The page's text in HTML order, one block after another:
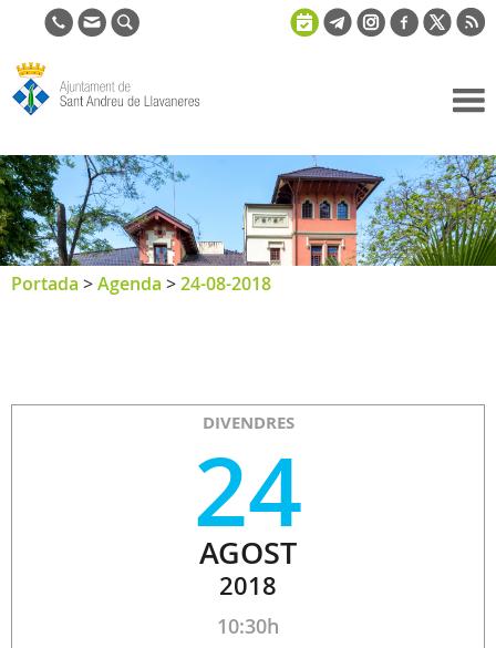
de Sant
Andreu de
Llavaneres
Portada >Agenda >24-08-2018
DIVENDRES
24
AGOST
2018
10:30h